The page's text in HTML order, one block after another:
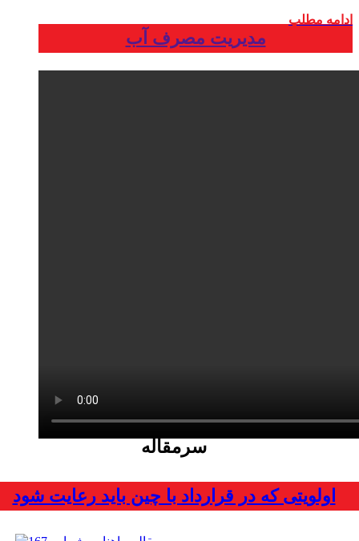
ادامه مطلب
مدیریت مصرف آب
سرمقاله
اولویتی که در قرارداد با چین باید رعایت شود